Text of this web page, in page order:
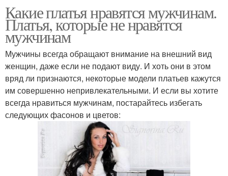
Какие платья нравятся мужчинам.
Платья, которые не нравятся
мужчинам
Мужчины всегда обращают внимание на внешний вид
женщин, даже если не подают виду. И хоть они в этом
вряд ли признаются, некоторые модели платьев кажутся
им совершенно непривлекательными. И если вы хотите
всегда нравиться мужчинам, постарайтесь избегать
следующих фасонов и цветов: